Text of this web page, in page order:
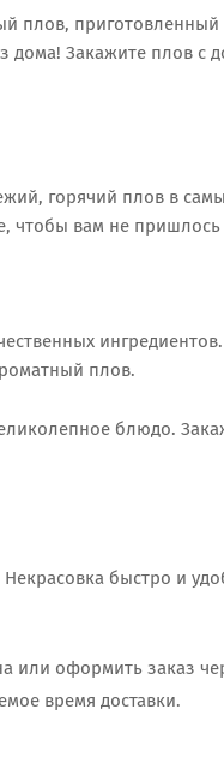
плов,
Закажите плов с
горячий плов в
чтобы вам не пришлось
плов.
блюдо.
быстро и
или оформить заказ
время доставки.